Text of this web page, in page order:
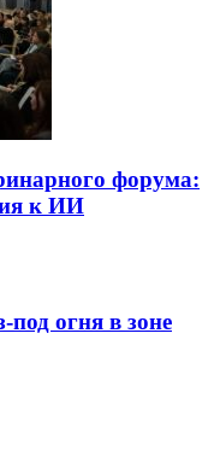
форума:
к ИИ
огня в зоне